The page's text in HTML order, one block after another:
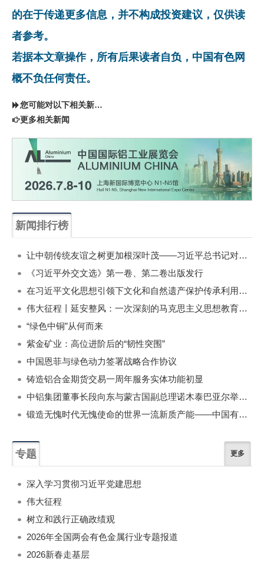
的在于传递更多信息，并不构成投资建议，仅供读
者参考。
若据本文章操作，所有后果读者自负，中国有色网
概不负任何责任。
您可能对以下相关新闻同样感兴趣
更多相关新闻
新闻排行榜
让中朝传统友谊之树更加根深叶茂——习近平总书记对朝鲜进行国事访问纪实
《习近平外交文选》第一卷、第二卷出版发行
在习近平文化思想引领下文化和自然遗产保护传承利用工作开创新局面
伟大征程丨延安整风：一次深刻的马克思主义思想教育运动
“绿色中铜”从何而来
紫金矿业：高位进阶后的“韧性突围”
中国恩菲与绿色动力签署战略合作协议
铸造铝合金期货交易一周年服务实体功能初显
中铝集团董事长段向东与蒙古国副总理诺木泰巴亚尔举行会谈
锻造无愧时代无愧使命的世界一流新质产能——中国有色金属工业的战略应对与破局之道（二）
专题 更多
深入学习贯彻习近平党建思想
伟大征程
树立和践行正确政绩观
2026年全国两会有色金属行业专题报道
2026新春走基层